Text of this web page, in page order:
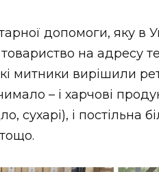
допомоги, яку в
на адресу
митники вирішили
– і харчові
сухарі), і постільна